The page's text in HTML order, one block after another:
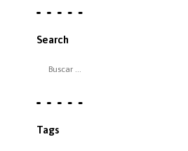
Search
Tags